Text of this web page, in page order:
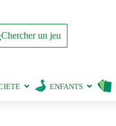
Chercher un jeu
ENFANTS